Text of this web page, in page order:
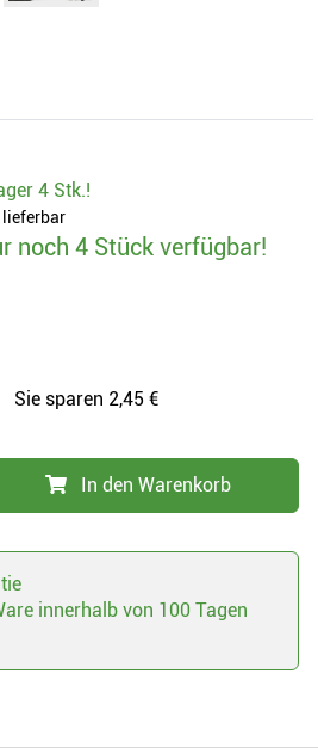
4 Stk.!
noch 4 Stück verfügbar!
Sie sparen 2,45 €
In den Warenkorb
innerhalb von 100 Tagen